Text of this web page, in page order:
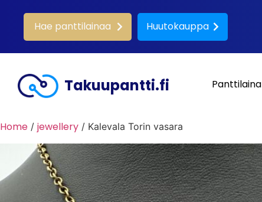
Hae panttilainaa Huutokauppa
Takuupantti.fi Panttilaina
Home / jewellery / Kalevala Torin vasara